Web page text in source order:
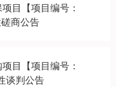
目【项目编号：
商公告
目【项目编号：
谈判公告